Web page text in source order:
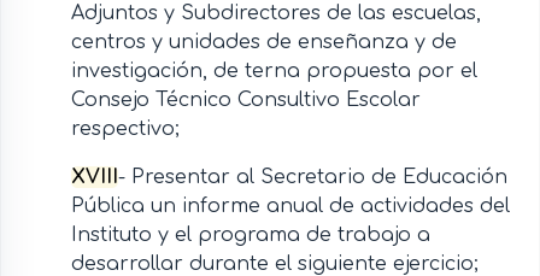
Adjuntos y Subdirectores de las escuelas,
centros y unidades de enseñanza y de
investigación, de terna propuesta por el
Consejo Técnico Consultivo Escolar
respectivo;
XVIII - Presentar al Secretario de Educación
Pública un informe anual de actividades del
Instituto y el programa de trabajo a
desarrollar durante el siguiente ejercicio;